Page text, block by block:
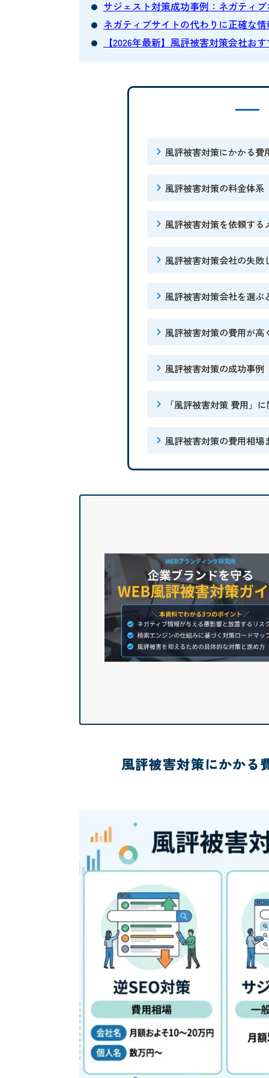
サジェスト対策成功事例：ネガティ
ネガティブサイトの代わりに正確な
【2026年最新】風評被害対策会社お
風評被害対策にかかる
風評被害対策の料金体系
風評被害対策を依頼する
風評被害対策会社の失敗
風評被害対策会社を選ぶ
風評被害対策の費用が高
風評被害対策の成功事例
「風評被害対策 費用」
風評被害対策の費用相場
風評被害対策にかかる